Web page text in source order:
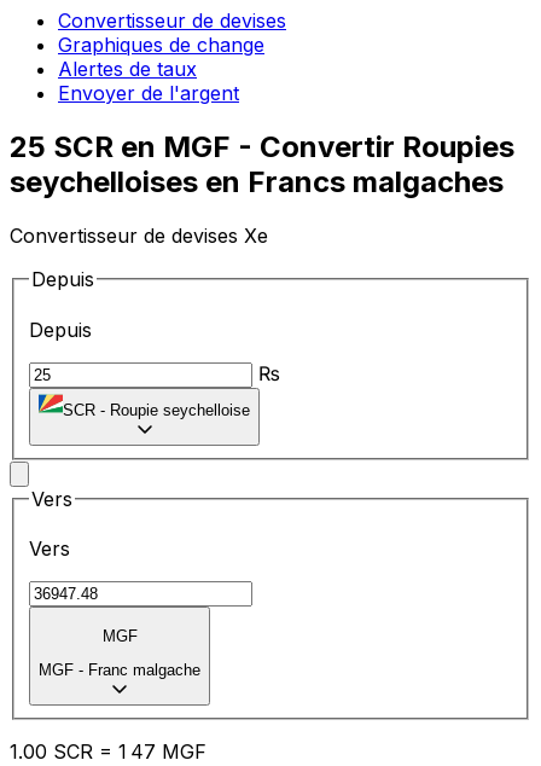
Convertisseur de devises
Graphiques de change
Alertes de taux
Envoyer de l'argent
25 SCR en MGF - Convertir Roupies
seychelloises en Francs malgaches
Convertisseur de devises Xe
Depuis
Depuis
₨
SCR - Roupie seychelloise
Vers
Vers
MGF
MGF - Franc malgache
1.00 SCR = 1 47 MGF